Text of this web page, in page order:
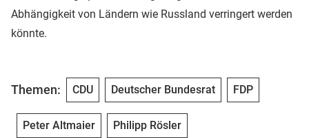
Abhängigkeit von Ländern wie Russland verringert werden
könnte.
Themen: CDU Deutscher Bundesrat FDP
Peter Altmaier Philipp Rösler